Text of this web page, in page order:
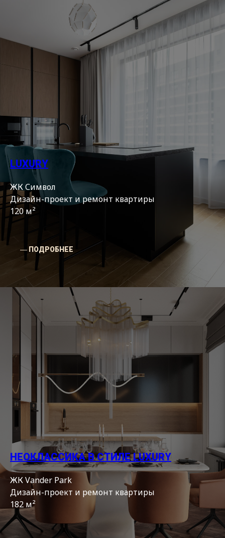
LUXURY
ЖК Символ
Дизайн-проект и ремонт квартиры
120 м²
― ПОДРОБНЕЕ
НЕОКЛАССИКА В СТИЛЕ LUXURY
ЖК Vander Park
Дизайн-проект и ремонт квартиры
182 м²